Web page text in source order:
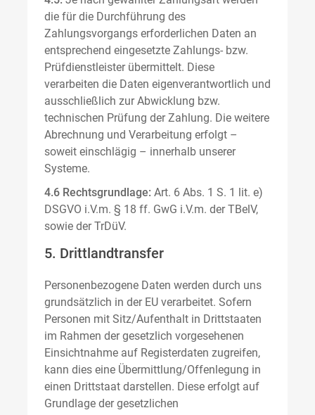
die für die Durchführung des
Zahlungsvorgangs erforderlichen Daten an
entsprechend eingesetzte Zahlungs- bzw.
Prüfdienstleister übermittelt. Diese
verarbeiten die Daten eigenverantwortlich und
ausschließlich zur Abwicklung bzw.
technischen Prüfung der Zahlung. Die weitere
Abrechnung und Verarbeitung erfolgt –
soweit einschlägig – innerhalb unserer
Systeme.
4.6 Rechtsgrundlage: Art. 6 Abs. 1 S. 1 lit. e)
DSGVO i.V.m. § 18 ff. GwG i.V.m. der TBelV,
sowie der TrDüV.
5. Drittlandtransfer
Personenbezogene Daten werden durch uns
grundsätzlich in der EU verarbeitet. Sofern
Personen mit Sitz/Aufenthalt in Drittstaaten
im Rahmen der gesetzlich vorgesehenen
Einsichtnahme auf Registerdaten zugreifen,
kann dies eine Übermittlung/Offenlegung in
einen Drittstaat darstellen. Diese erfolgt auf
Grundlage der gesetzlichen